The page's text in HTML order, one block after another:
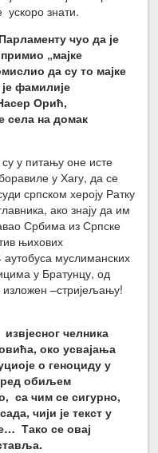
знати.
чуо да је
„мајке
да су то мајке
фамилије
Орић,
села на домак
у питању оне исте
у Хагу, да се
српском хероју Ратку
ако знају да им
Србима из Српске
њихових
муслиманских
у Братунцу, од
изложен –стријељању!
челника
око усвајања
о геноциду у
обиљем
са чим се сигурно,
чији је текст у
Тако се овај